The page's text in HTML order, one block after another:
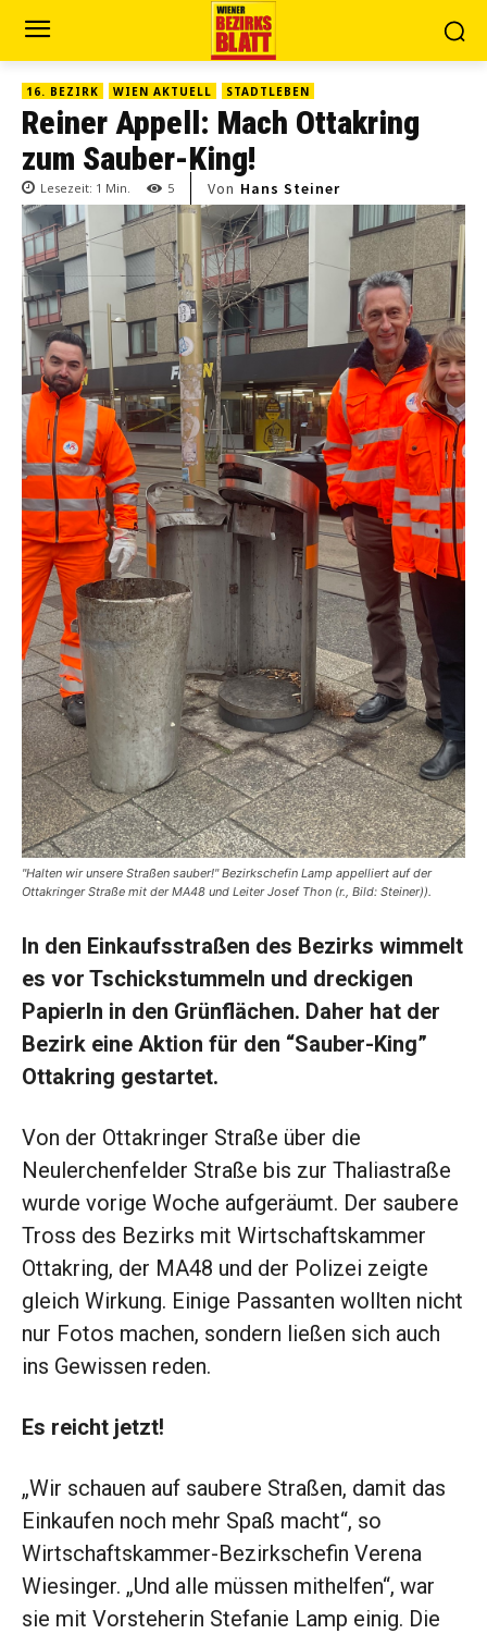
16. BEZIRK WIEN AKTUELL STADTLEBEN
Reiner Appell: Mach Ottakring
zum Sauber-King!
Lesezeit: 1 Min. 5 Von Hans Steiner
"Halten wir unsere Straßen sauber!" Bezirkschefin Lamp appelliert auf der
Ottakringer Straße mit der MA48 und Leiter Josef Thon (r., Bild: Steiner)).
In den Einkaufsstraßen des Bezirks wimmelt
es vor Tschickstummeln und dreckigen
Papierln in den Grünflächen. Daher hat der
Bezirk eine Aktion für den “Sauber-King”
Ottakring gestartet.
Von der Ottakringer Straße über die
Neulerchenfelder Straße bis zur Thaliastraße
wurde vorige Woche aufgeräumt. Der saubere
Tross des Bezirks mit Wirtschaftskammer
Ottakring, der MA48 und der Polizei zeigte
gleich Wirkung. Einige Passanten wollten nicht
nur Fotos machen, sondern ließen sich auch
ins Gewissen reden.
Es reicht jetzt!
„Wir schauen auf saubere Straßen, damit das
Einkaufen noch mehr Spaß macht“, so
Wirtschafts­kammer-Bezirks­chefin Verena
Wiesinger. „Und alle müssen mithelfen“, war
sie mit Vorsteherin Stefanie Lamp einig. Die